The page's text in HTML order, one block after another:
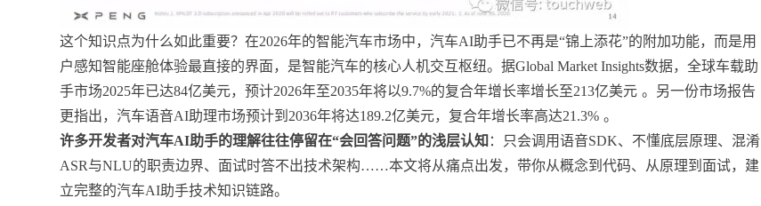
这个知识点为什么如此重要？在2026年的智能汽车市场中，汽车AI助手已不再是“锦上添花”的附加功能，而是用
户感知智能座舱体验最直接的界面，是智能汽车的核心人机交互枢纽。据Global Market Insights数据，全球车载助
手市场2025年已达84亿美元，预计2026年至2035年将以9.7%的复合年增长率增长至213亿美元 。另一份市场报告
更指出，汽车语音AI助理市场预计到2036年将达189.2亿美元，复合年增长率高达21.3% 。
许多开发者对汽车AI助手的理解往往停留在“会回答问题”的浅层认知 ：只会调用语音SDK、不懂底层原理、混淆
ASR与NLU的职责边界、面试时答不出技术架构……本文将从痛点出发，带你从概念到代码、从原理到面试，建
立完整的汽车AI助手技术知识链路。